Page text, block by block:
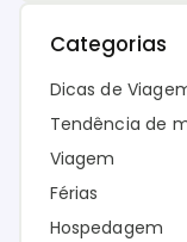
Categorias
Dicas de
Tendência de
Viagem
Férias
Hospedagem